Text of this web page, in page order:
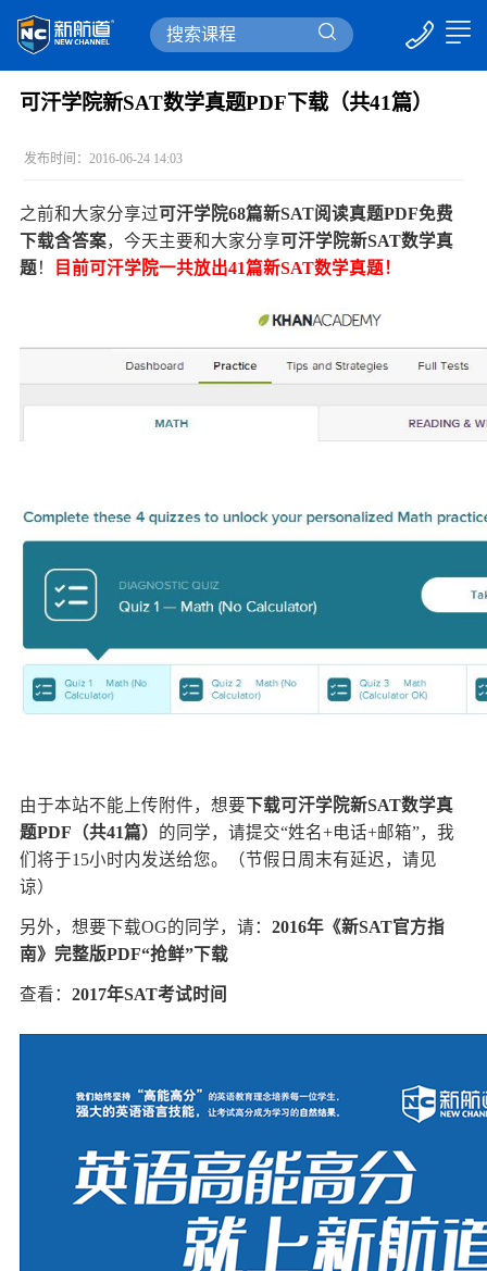
可汗学院新SAT数学真题PDF下载（共41篇）
发布时间：2016-06-24 14:03
之前和大家分享过可汗学院68篇新SAT阅读真题PDF免费
下载含答案，今天主要和大家分享可汗学院新SAT数学真
题！ 目前可汗学院一共放出41篇新SAT数学真题！
由于本站不能上传附件，想要下载可汗学院新SAT数学真
题PDF（共41篇） 的同学，请提交“姓名+电话+邮箱”，我
们将于15小时内发送给您。（节假日周末有延迟，请见
谅）
另外，想要下载OG的同学，请： 2016年《新SAT官方指
南》完整版PDF“抢鲜”下载
查看： 2017年SAT考试时间